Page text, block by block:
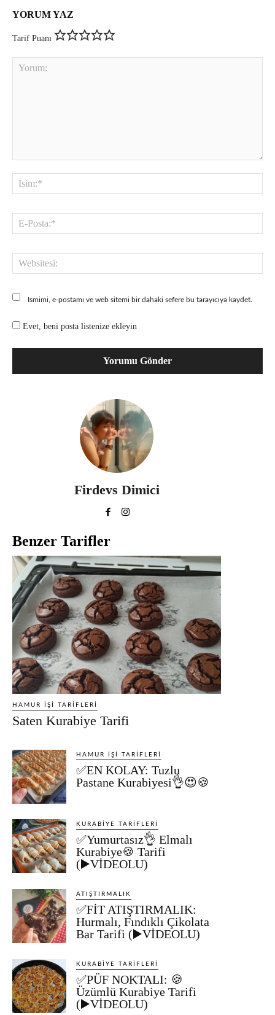
YORUM YAZ
Tarif Puanı
Ismimi, e-postamı ve web sitemi bir dahaki sefere bu tarayıcıya kaydet.
Evet, beni posta listenize ekleyin
Firdevs Dimici
Benzer Tarifler
HAMUR İŞI TARIFLERI
Saten Kurabiye Tarifi
HAMUR İŞI TARIFLERI
✅EN KOLAY: Tuzlu
Pastane Kurabiyesi👌😍🍪
KURABIYE TARIFLERI
✅Yumurtasız👌 Elmalı
Kurabiye🍪 Tarifi
(▶️VİDEOLU)
ATIŞTIRMALIK
✅FİT ATIŞTIRMALIK:
Hurmalı, Fındıklı Çikolata
Bar Tarifi (▶️VİDEOLU)
KURABIYE TARIFLERI
✅PÜF NOKTALI: 🍪
Üzümlü Kurabiye Tarifi
(▶️VİDEOLU)